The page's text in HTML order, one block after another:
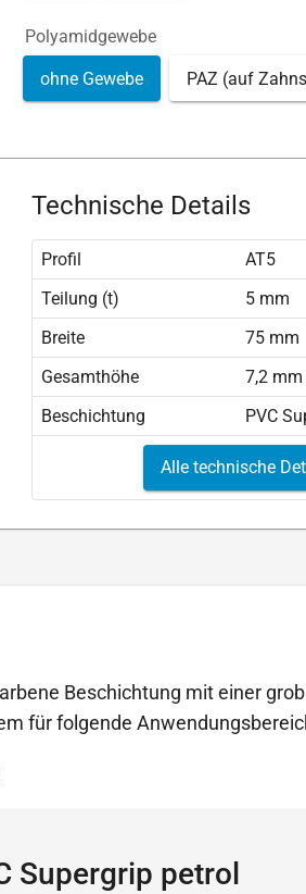
Polyamidgewebe
ohne Gewebe PAZ (auf
Technische Details
Profil
AT5
Teilung (t)
5 mm
Breite
75 mm
Gesamthöhe
7,2 mm
Beschichtung
PVC
Alle technische
Beschichtung mit einer
für folgende
Supergrip petrol